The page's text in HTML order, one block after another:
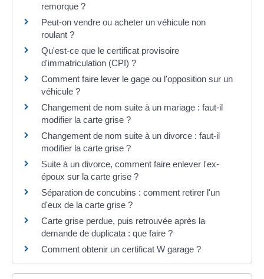
remorque ?
Peut-on vendre ou acheter un véhicule non
roulant ?
Qu'est-ce que le certificat provisoire
d'immatriculation (CPI) ?
Comment faire lever le gage ou l'opposition sur un
véhicule ?
Changement de nom suite à un mariage : faut-il
modifier la carte grise ?
Changement de nom suite à un divorce : faut-il
modifier la carte grise ?
Suite à un divorce, comment faire enlever l'ex-
époux sur la carte grise ?
Séparation de concubins : comment retirer l'un
d'eux de la carte grise ?
Carte grise perdue, puis retrouvée après la
demande de duplicata : que faire ?
Comment obtenir un certificat W garage ?